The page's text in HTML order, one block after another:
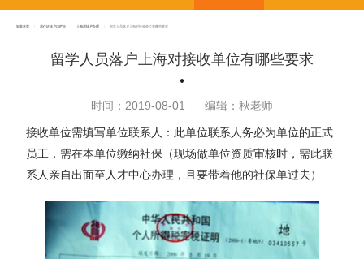
专栏
知英首页 居住证转户口栏目 上海居转户办理 留学人员落户上海对接收单位有哪些要求
留学人员落户上海对接收单位有哪些要求
时间：2019-08-01 编辑：秋老师
接收单位需填写单位联系人：此单位联系人务必为单位的正式
员工，需在本单位缴纳社保（现场做单位资质审核时，需此联
系人亲自出面至人才中心办理，且要带着他的社保单过去）